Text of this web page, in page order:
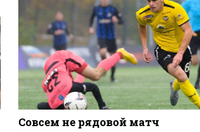
Совсем не рядовой матч